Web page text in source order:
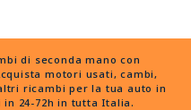
di seconda mano con
motori usati, cambi,
ricambi per la tua auto in
24-72h in tutta Italia.